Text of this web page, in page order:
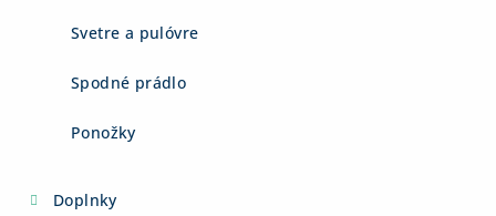
Svetre a pulóvre
Spodné prádlo
Ponožky
Doplnky